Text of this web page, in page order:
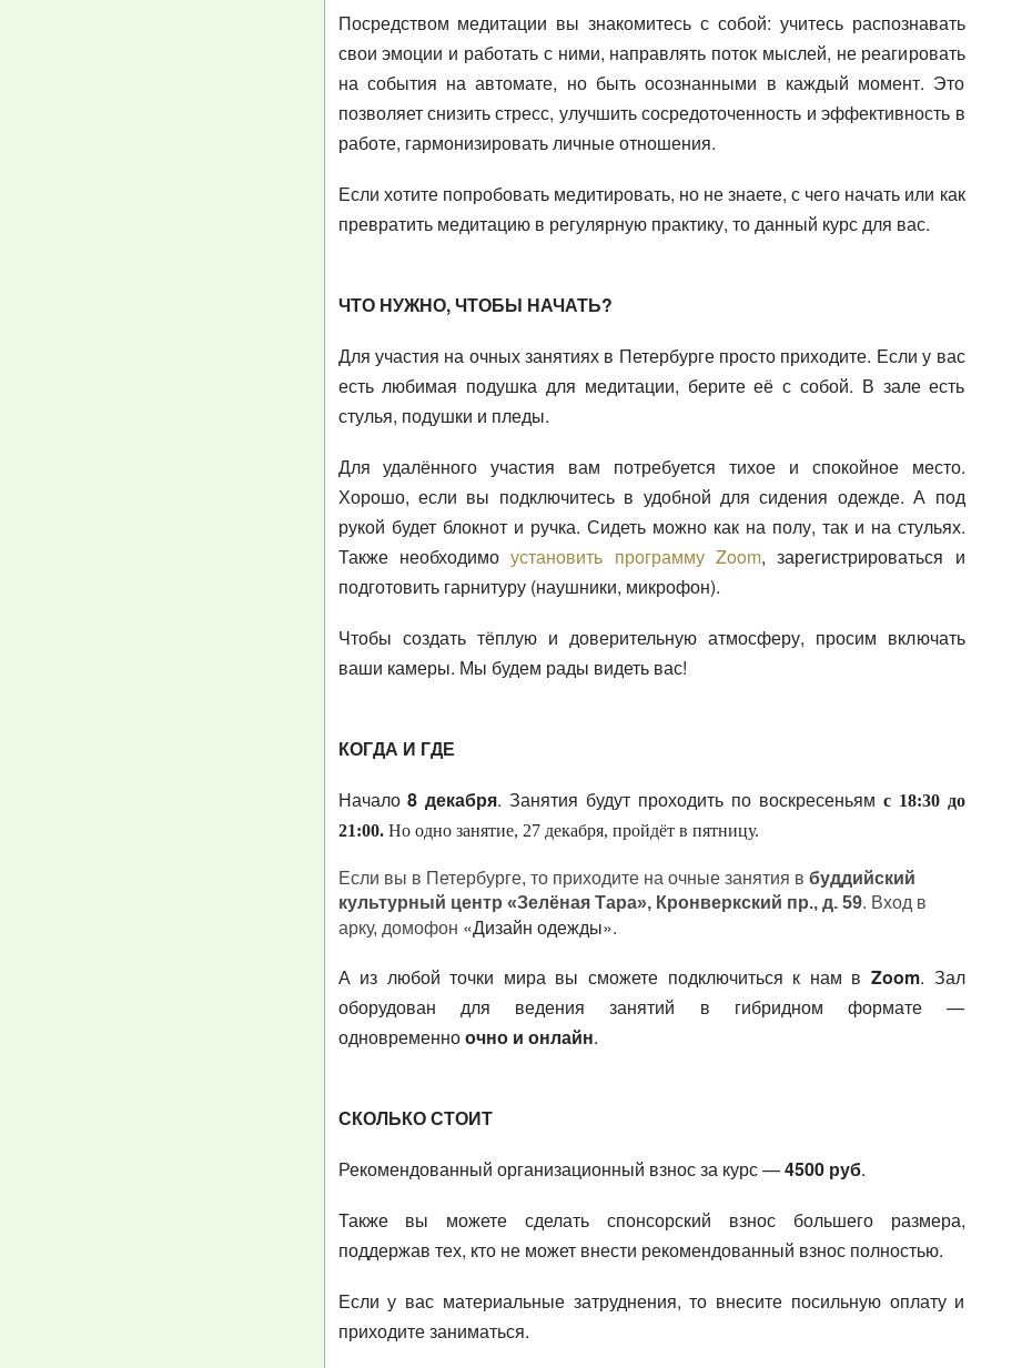
Посредством медитации вы знакомитесь с собой: учитесь распознавать
свои эмоции и работать с ними, направлять поток мыслей, не реагировать
на события на автомате, но быть осознанными в каждый момент. Это
позволяет снизить стресс, улучшить сосредоточенность и эффективность в
работе, гармонизировать личные отношения.
Если хотите попробовать медитировать, но не знаете, с чего начать или как
превратить медитацию в регулярную практику, то данный курс для вас.
ЧТО НУЖНО, ЧТОБЫ НАЧАТЬ?
Для участия на очных занятиях в Петербурге просто приходите. Если у вас
есть любимая подушка для медитации, берите её с собой. В зале есть
стулья, подушки и пледы.
Для удалённого участия вам потребуется тихое и спокойное место.
Хорошо, если вы подключитесь в удобной для сидения одежде. А под
рукой будет блокнот и ручка. Сидеть можно как на полу, так и на стульях.
Также необходимоустановить программу Zoom, зарегистрироваться и
подготовить гарнитуру (наушники, микрофон).
Чтобы создать тёплую и доверительную атмосферу, просим включать
ваши камеры. Мы будем рады видеть вас!
КОГДА И ГДЕ
Начало8 декабря. Занятия будут проходить по воскресеньям с 18:30 до
21:00. Но одно занятие, 27 декабря, пройдёт в пятницу.
Если вы в Петербурге, то приходите на очные занятия в буддийский
культурный центр «Зелёная Тара», Кронверкский пр., д. 59. Вход в
арку, домофон «Дизайн одежды».
А из любой точки мира вы сможете подключиться к нам в Zoom. Зал
оборудован для ведения занятий в гибридном формате —
одновременноочно и онлайн.
СКОЛЬКО СТОИТ
Рекомендованный организационный взнос за курс —4500 руб.
Также вы можете сделать спонсорский взнос большего размера,
поддержав тех, кто не может внести рекомендованный взнос полностью.
Если у вас материальные затруднения, то внесите посильную оплату и
приходите заниматься.